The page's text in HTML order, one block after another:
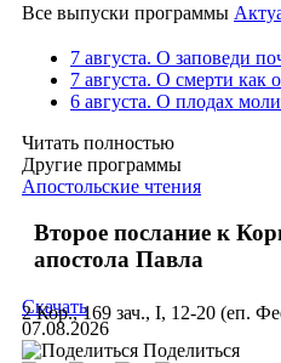
Все выпуски программы
7 августа. О заповеди
7 августа. О смерти как
6 августа. О плодах
Читать полностью
Другие программы
Апостольские чтения
Второе послание к
апостола Павла
2 Кор., 169 зач., I, 12-20 (еп.
Скачать
07.08.2026
Поделиться